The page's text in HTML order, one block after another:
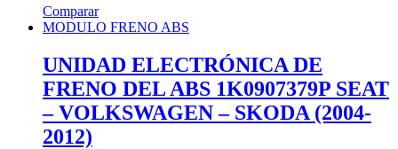
Comparar
MODULO FRENO ABS
UNIDAD ELECTRÓNICA DE
FRENO DEL ABS 1K0907379P SEAT
– VOLKSWAGEN – SKODA (2004-
2012)